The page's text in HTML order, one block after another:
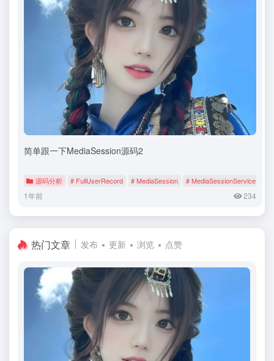
简单跟一下MediaSession源码2
源码分析 # FullUserRecord # MediaSession # MediaSessionService
1年前 234
热门文章 发布 更新 浏览 点赞